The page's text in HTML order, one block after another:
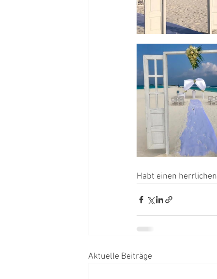
Habt einen
Aktuelle Beiträge